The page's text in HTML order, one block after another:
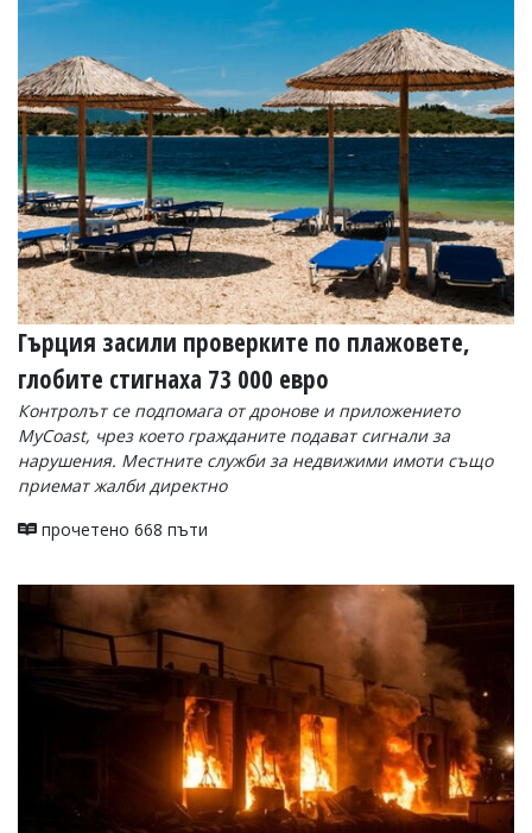
Гърция засили проверките по плажовете,
глобите стигнаха 73 000 евро
Контролът се подпомага от дронове и приложението
MyCoast, чрез което гражданите подават сигнали за
нарушения. Местните служби за недвижими имоти също
приемат жалби директно
прочетено 668 пъти